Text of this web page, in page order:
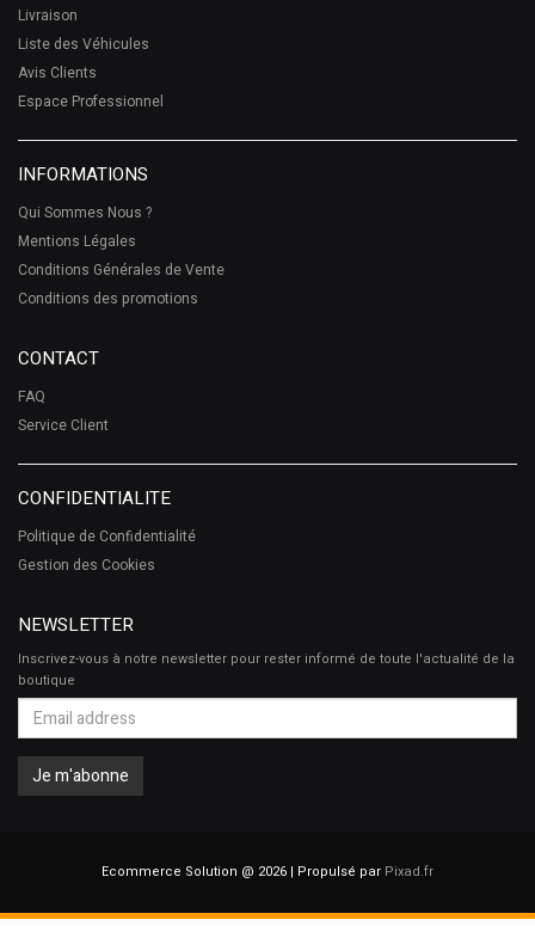
Livraison
Liste des Véhicules
Avis Clients
Espace Professionnel
INFORMATIONS
Qui Sommes Nous ?
Mentions Légales
Conditions Générales de Vente
Conditions des promotions
CONTACT
FAQ
Service Client
CONFIDENTIALITE
Politique de Confidentialité
Gestion des Cookies
NEWSLETTER
Inscrivez-vous à notre newsletter pour rester informé de toute l'actualité de la
boutique
Ecommerce Solution @ 2026 | Propulsé par Pixad.fr